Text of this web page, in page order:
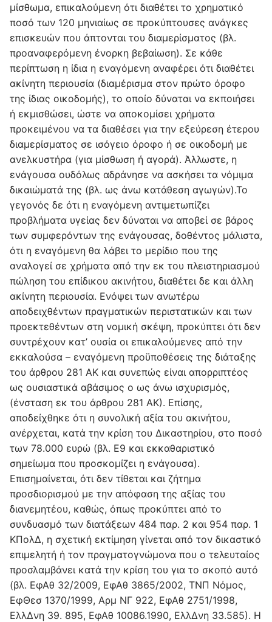
μίσθωμα, επικαλούμενη ότι διαθέτει το χρηματικό
ποσό των 120 μηνιαίως σε προκύπτουσες ανάγκες
επισκευών που άπτονται του διαμερίσματος (βλ.
προαναφερόμενη ένορκη βεβαίωση). Σε κάθε
περίπτωση η ίδια η εναγόμενη αναφέρει ότι διαθέτει
ακίνητη περιουσία (διαμέρισμα στον πρώτο όροφο
της ίδιας οικοδομής), το οποίο δύναται να εκποιήσει
ή εκμισθώσει, ώστε να αποκομίσει χρήματα
προκειμένου να τα διαθέσει για την εξεύρεση έτερου
διαμερίσματος σε ισόγειο όροφο ή σε οικοδομή με
ανελκυστήρα (για μίσθωση ή αγορά). Άλλωστε, η
ενάγουσα ουδόλως αδράνησε να ασκήσει τα νόμιμα
δικαιώματά της (βλ. ως άνω κατάθεση αγωγών).Το
γεγονός δε ότι η εναγόμενη αντιμετωπίζει
προβλήματα υγείας δεν δύναται να αποβεί σε βάρος
των συμφερόντων της ενάγουσας, δοθέντος μάλιστα,
ότι η εναγόμενη θα λάβει το μερίδιο που της
αναλογεί σε χρήματα από την εκ του πλειστηριασμού
πώληση του επίδικου ακινήτου, διαθέτει δε και άλλη
ακίνητη περιουσία. Ενόψει των ανωτέρω
αποδειχθέντων πραγματικών περιστατικών και των
προεκτεθέντων στη νομική σκέψη, προκύπτει ότι δεν
συντρέχουν κατ’ ουσία οι επικαλούμενες από την
εκκαλούσα – εναγόμενη προϋποθέσεις της διάταξης
του άρθρου 281 ΑΚ και συνεπώς είναι απορριπτέος
ως ουσιαστικά αβάσιμος ο ως άνω ισχυρισμός,
(ένσταση εκ του άρθρου 281 ΑΚ). Επίσης,
αποδείχθηκε ότι η συνολική αξία του ακινήτου,
ανέρχεται, κατά την κρίση του Δικαστηρίου, στο ποσό
των 78.000 ευρώ (βλ. Ε9 και εκκαθαριστικό
σημείωμα που προσκομίζει η ενάγουσα).
Επισημαίνεται, ότι δεν τίθεται και ζήτημα
προσδιορισμού με την απόφαση της αξίας του
διανεμητέου, καθώς, όπως προκύπτει από το
συνδυασμό των διατάξεων 484 παρ. 2 και 954 παρ. 1
ΚΠολΔ, η σχετική εκτίμηση γίνεται από τον δικαστικό
επιμελητή ή τον πραγματογνώμονα που ο τελευταίος
προσλαμβάνει κατά την κρίση του για το σκοπό αυτό
(βλ. ΕφΑθ 32/2009, ΕφΑθ 3865/2002, ΤΝΠ Νόμος,
ΕφΘεσ 1370/1999, Αρμ ΝΓ 922, ΕφΑθ 2751/1998,
ΕλλΔνη 39. 895, ΕφΑθ 10086.1990, ΕλλΔνη 33.585). Η